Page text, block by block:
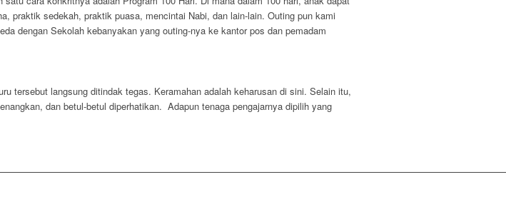
praktik sedekah, praktik puasa, mencintai Nabi, dan lain-lain. Outing pun kami
dengan Sekolah kebanyakan yang outing-nya ke kantor pos dan pemadam
tersebut langsung ditindak tegas. Keramahan adalah keharusan di sini. Selain itu,
dan betul-betul diperhatikan. Adapun tenaga pengajarnya dipilih yang